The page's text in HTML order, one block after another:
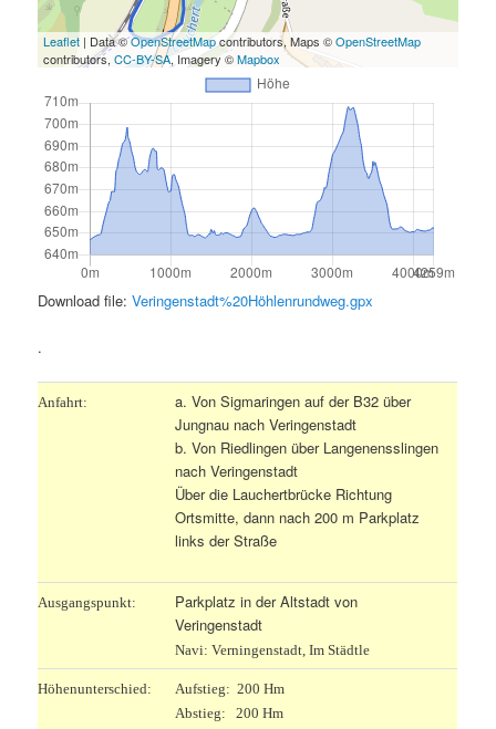
Leaflet | Data ©OpenStreetMapcontributors, Maps ©OpenStreetMap
contributors,CC-BY-SA, Imagery ©Mapbox
Download file:Veringenstadt%20Höhlenrundweg.gpx
.
Anfahrt:
a. Von Sigmaringen auf der B32 über
Jungnau nach Veringenstadt
b. Von Riedlingen über Langenensslingen
nach Veringenstadt
Über die Lauchertbrücke Richtung
Ortsmitte, dann nach 200 m Parkplatz
links der Straße
Ausgangspunkt:
Parkplatz in der Altstadt von
Veringenstadt
Navi: Verningenstadt, Im Städtle
Höhenunterschied:
Aufstieg: 200 Hm
Abstieg: 200 Hm